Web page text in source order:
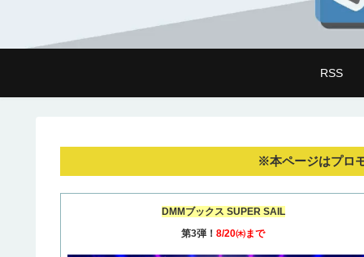
RSS
※本ページはプロ
DMMブックス SUPER SAIL
第3弾！ 8/20㈭まで